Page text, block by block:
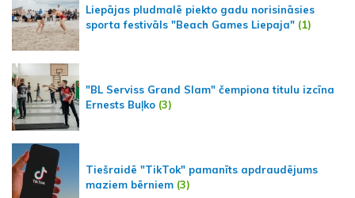
Liepājas pludmalē piekto gadu norisināsies
sporta festivāls "Beach Games Liepaja" (1)
"BL Serviss Grand Slam" čempiona titulu izcīna
Ernests Buļko (3)
Tiešraidē "TikTok" pamanīts apdraudējums
maziem bērniem (3)